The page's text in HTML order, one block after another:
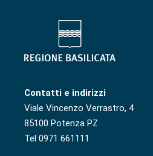
Contatti e indirizzi
Viale Vincenzo Verrastro, 4
85100 Potenza PZ
Tel 0971 661111